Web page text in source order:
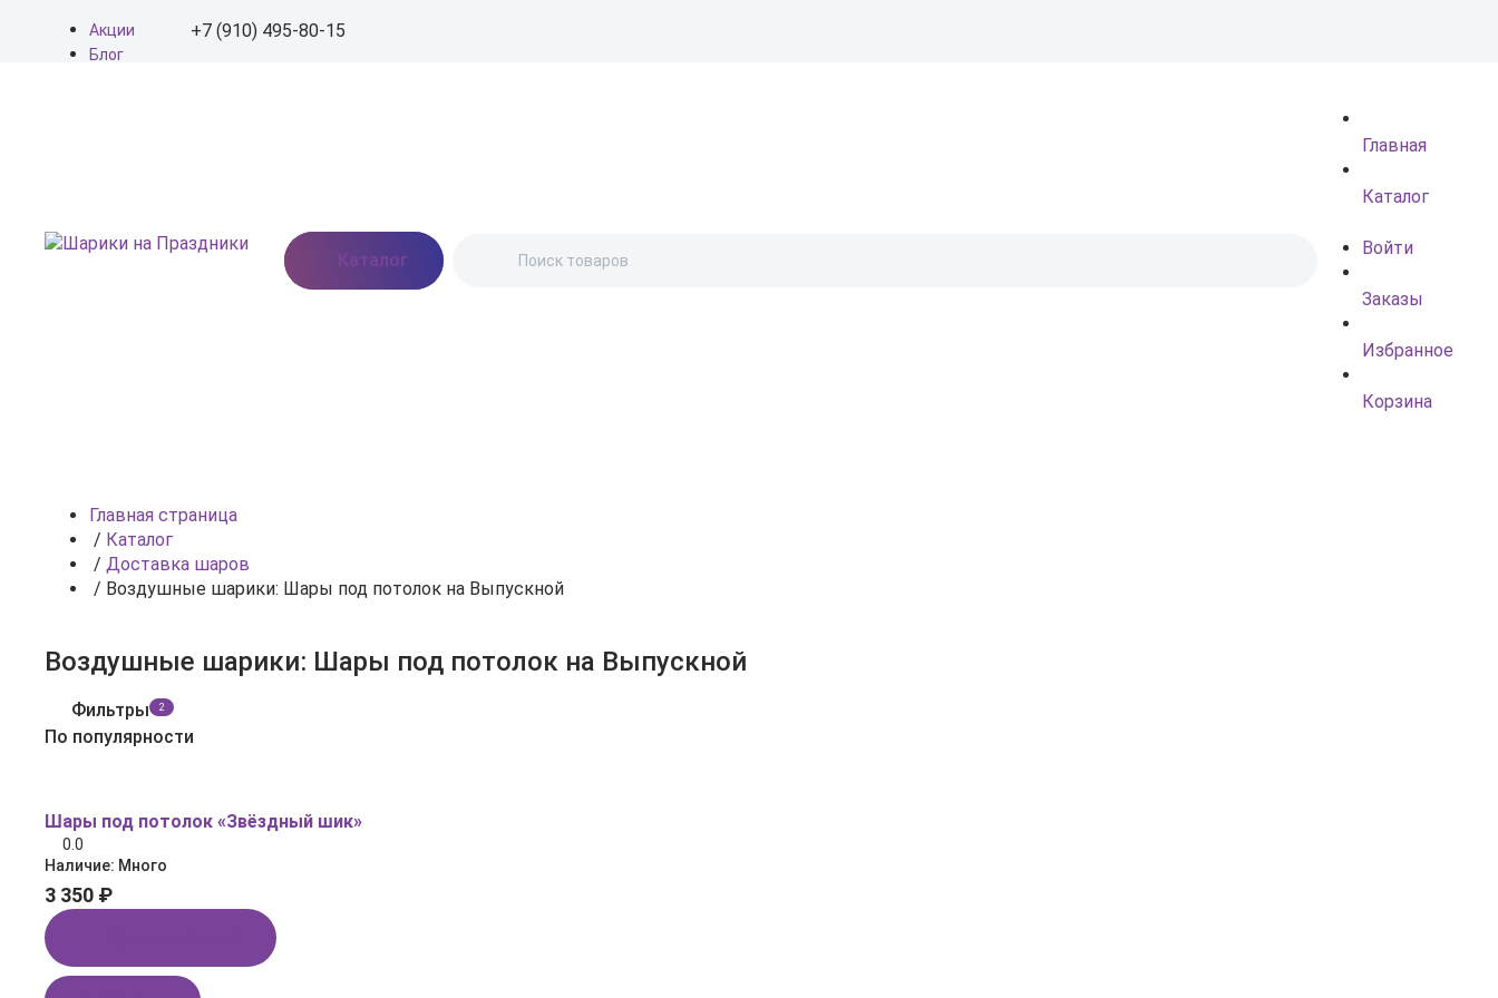
Акции
Блог
+7 (910) 495-80-15
Москва, Востряковское
шоссе, дом 7, стр. 3
Каталог
Главная
Каталог
Войти
Заказы
Избранное
Корзина
Главная страница
/ Каталог
/ Доставка шаров
/ Воздушные шарики: Шары под потолок на Выпускной
Воздушные шарики: Шары под потолок на Выпускной
Фильтры 2
По популярности
Шары под потолок «Звёздный шик»
0.0
Наличие: Много
3 350 ₽